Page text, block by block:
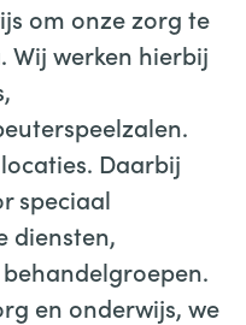
om onze zorg te
Wij werken hierbij
Daarbij
speciaal
diensten,
en onderwijs, we